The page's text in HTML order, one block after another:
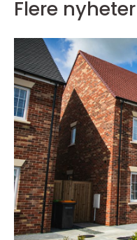
Flere nyheter